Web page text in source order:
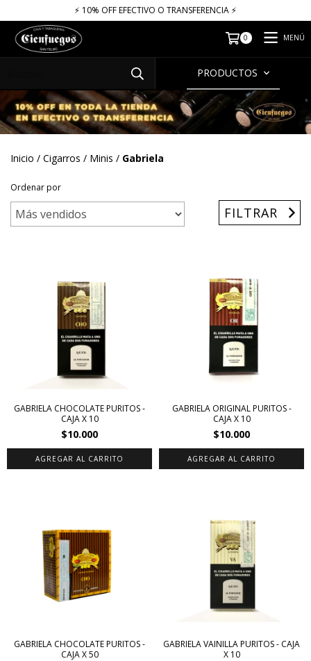
⚡​​​ 10% OFF EFECTIVO O TRANSFERENCIA ⚡​
0 MENÚ
PRODUCTOS
Inicio / Cigarros / Minis / Gabriela
Ordenar por
FILTRAR
GABRIELA CHOCOLATE PURITOS -
CAJA X 10
$10.000
GABRIELA ORIGINAL PURITOS -
CAJA X 10
$10.000
GABRIELA CHOCOLATE PURITOS -
CAJA X 50
GABRIELA VAINILLA PURITOS - CAJA
X 10